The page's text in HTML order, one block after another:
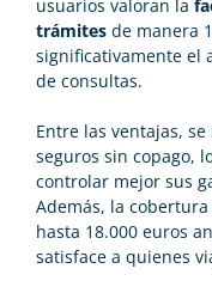
usuarios valoran la
trámites de manera
significativamente el
de consultas.
Entre las ventajas,
seguros sin copago,
controlar mejor sus
Además, la
hasta 18.000 euros
satisface a quienes